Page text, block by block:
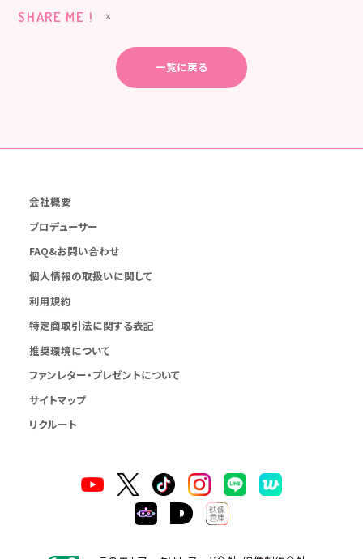
SHARE ME !
一覧に戻る
会社概要
プロデューサー
FAQ&お問い合わせ
個人情報の取扱いに関して
利用規約
特定商取引法に関する表記
推奨環境について
ファンレター・プレゼントについて
サイトマップ
リクルート